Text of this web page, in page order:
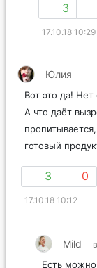
3
17.10.18 10:29
Юлия
Вот это да! Нет
А что даёт
готовый
3 0
17.10.18 10:12
Mild
Есть можно